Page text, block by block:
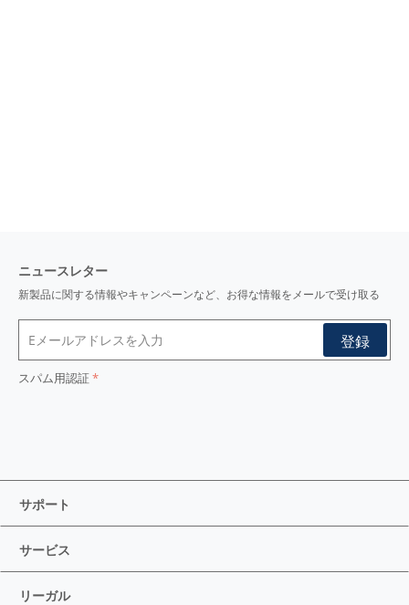
ニュースレター
新製品に関する情報やキャンペーンなど、お得な情報をメールで受け取る
スパム用認証
サポート
サービス
リーガル